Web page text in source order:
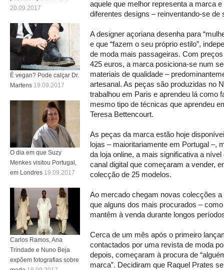
aquele que melhor representa a marca
diferentes designs – reinventando-se
A designer açoriana desenha para
e que “fazem o seu próprio estilo”,
de moda mais passageiras. Com
425 euros, a marca posiciona-se num
materiais de qualidade –
artesanal. As peças são produzidas no
trabalhou em Paris e aprendeu lá como
mesmo tipo de técnicas que aprendeu
Teresa Bettencourt.
As peças da marca estão hoje
lojas – maioritariamente em Portugal –,
da loja online, a mais significativa a
canal digital que começaram a vender,
colecção de 25 modelos.
Ao mercado chegam novas colecções
que alguns dos mais procurados –
mantêm à venda durante longos
Cerca de um mês após o primeiro
contactados por uma revista de moda
depois, começaram à procura de
marca”. Decidiram que Raquel Prates
20.09.2017
É vegan? Pode calçar Dr.
Martens 19.09.2017
O dia em que Suzy
Menkes visitou Portugal,
em Londres 19.09.2017
Carlos Ramos, Ana
Trindade e Nuno Beja
expõem fotografias sobre